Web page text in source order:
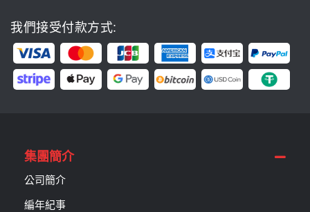
我們接受付款方式:
集團簡介
公司簡介
編年紀事